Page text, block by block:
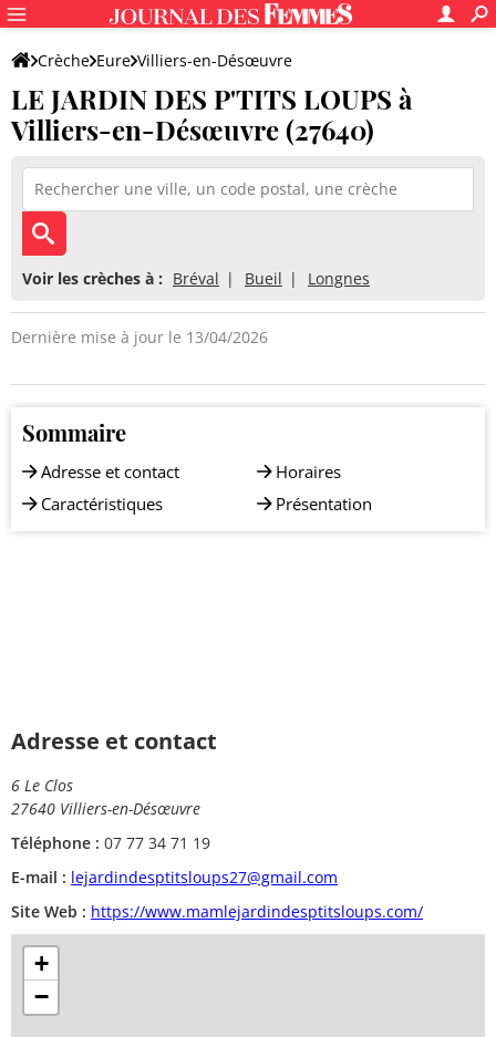
Crèche Eure Villiers-en-Désœuvre
LE JARDIN DES P'TITS LOUPS
LE JARDIN DES P'TITS LOUPS à
Villiers-en-Désœuvre (27640)
Voir les crèches à : Bréval Bueil Longnes
Dernière mise à jour le 13/04/2026
Sommaire
Adresse et contact
Caractéristiques
Horaires
Présentation
Adresse et contact
6 Le Clos
27640 Villiers-en-Désœuvre
Téléphone : 07 77 34 71 19
E-mail : lejardindesptitsloups27@gmail.com
Site Web : https://www.mamlejardindesptitsloups.com/
+
−